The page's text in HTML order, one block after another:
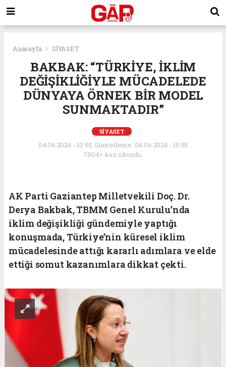
Anasayfa SİYASET
BAKBAK: “TÜRKİYE, İKLİM
DEĞİŞİKLİĞİYLE MÜCADELEDE
DÜNYAYA ÖRNEK BİR MODEL
SUNMAKTADIR”
SİYASET
04.06.2026 - 10:55, Güncelleme: 04.06.2026 - 10:55
7804+ kez okundu.
AK Parti Gaziantep Milletvekili Doç. Dr.
Derya Bakbak, TBMM Genel Kurulu’nda
iklim değişikliği gündemiyle yaptığı
konuşmada, Türkiye’nin küresel iklim
mücadelesinde attığı kararlı adımlara ve elde
ettiği somut kazanımlara dikkat çekti.